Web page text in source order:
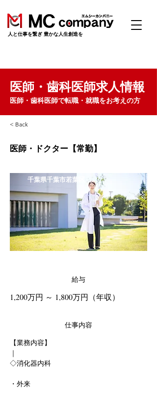
​人と仕事を繋ぎ 豊かな人生創造を
医師・歯科医師求人情報
医師・歯科医師で転職・就職をお考えの方
< Back
医師・ドクター【常勤】
千葉県千葉市若葉区
給与
1,200万円 ～ 1,800万円（年収）
仕事内容
【業務内容】
｜
◇消化器内科
・外来